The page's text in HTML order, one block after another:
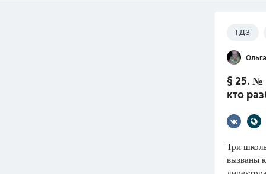
Популярные темы
ГДЗ
ОГЭ
ФИПИ
ответов
ГДЗ
§ 25. №
кто
Три
вызваны